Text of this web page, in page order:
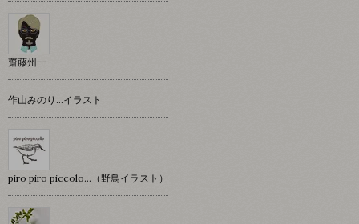
齋藤州一
作山みのり…イラスト
piro piro piccolo…（野鳥イラスト）